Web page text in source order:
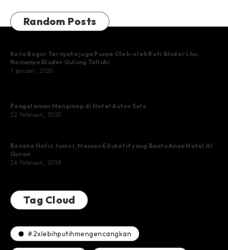
Random Posts
Kota Bogor Ternyata juga Punya Oleh-oleh Roti Bluder Lho,
Namanya Bluder Gulung Tallubi
1 Januari, 2020
Pengalaman Menginap di Hotel Aston Solo
22 Februari, 2020
Boneka Hafiz Junior, Mainan Edukatif yang Bantu Anak Hafal Al
Quran
24 Februari, 2018
Tag Cloud
#2xlebihputihmengencangkan